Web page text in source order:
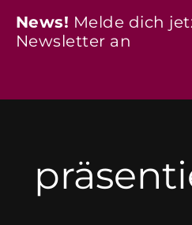
News! Melde dich
Newsletter an